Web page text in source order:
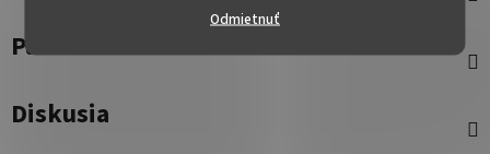
Odmietnuť
Parametre
Diskusia